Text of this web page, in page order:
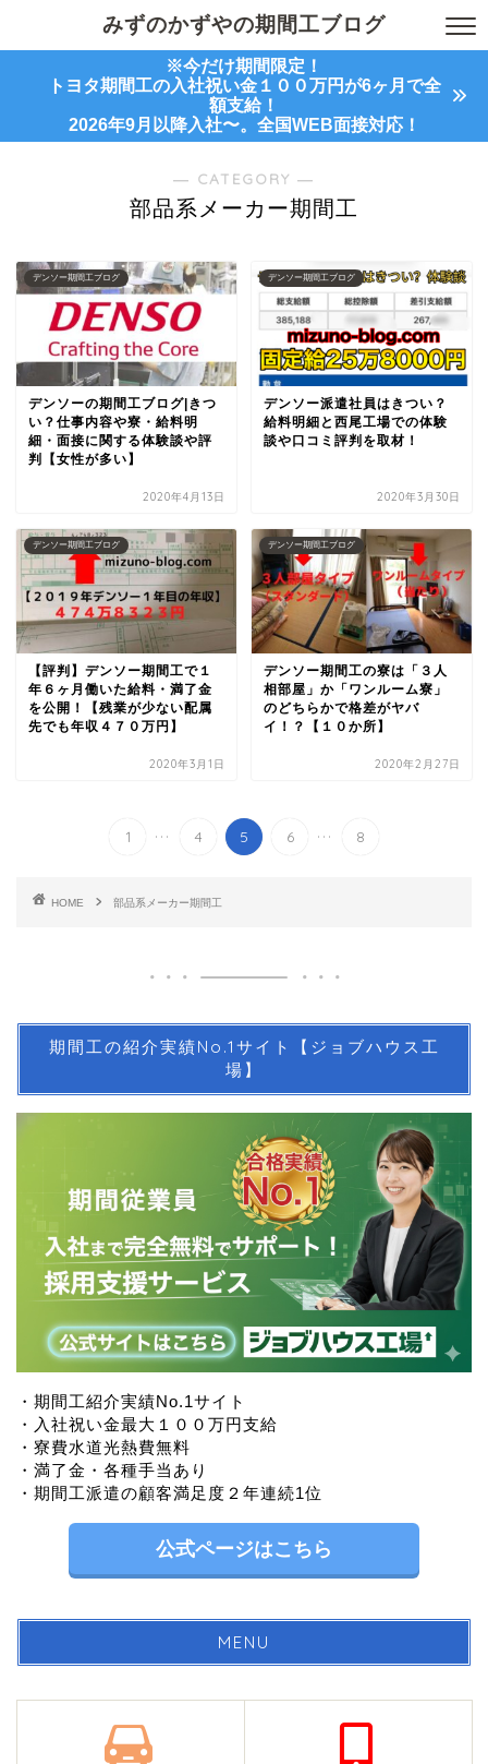
みずのかずやの期間工ブログ
※今だけ期間限定！
トヨタ期間工の入社祝い金１００万円が6ヶ月で全
額支給！
2026年9月以降入社〜。全国WEB面接対応！
― CATEGORY ―
部品系メーカー期間工
デンソー期間工ブログ
デンソーの期間工ブログ|きつ
い？仕事内容や寮・給料明
細・面接に関する体験談や評
判【女性が多い】
2020年4月13日
デンソー期間工ブログ
デンソー派遣社員はきつい？
給料明細と西尾工場での体験
談や口コミ評判を取材！
2020年3月30日
デンソー期間工ブログ
【評判】デンソー期間工で１
年６ヶ月働いた給料・満了金
を公開！【残業が少ない配属
先でも年収４７０万円】
2020年3月1日
デンソー期間工ブログ
デンソー期間工の寮は「３人
相部屋」か「ワンルーム寮」
のどちらかで格差がヤバ
イ！？【１０か所】
2020年2月27日
1 ... 4 5 6 ... 8
HOME 部品系メーカー期間工
期間工の紹介実績No.1サイト【ジョブハウス工
場】
・期間工紹介実績No.1サイト
・入社祝い金最大１００万円支給
・寮費水道光熱費無料
・満了金・各種手当あり
・期間工派遣の顧客満足度２年連続1位
公式ページはこちら
MENU